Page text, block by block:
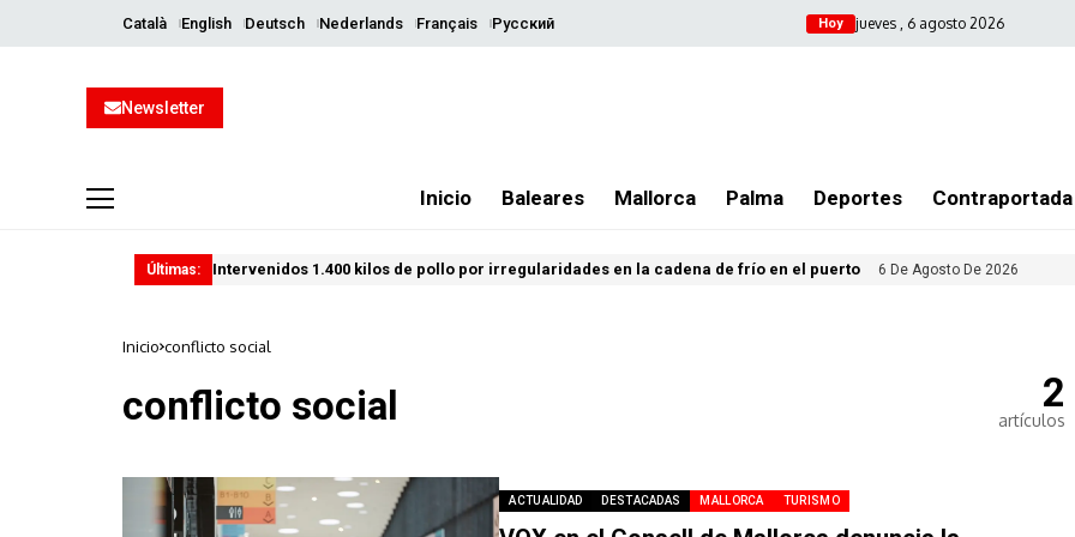
Català English Deutsch Nederlands Français Русский Hoy jueves , 6 agosto 2026
Newsletter
Inicio Baleares Mallorca Palma Deportes Contraportada
Últimas: Intervenidos 1.400 kilos de pollo por irregularidades en la cadena de frío en el puerto 6 De Agosto De 2026
Inicio conflicto social
conflicto social 2
artículos
ACTUALIDAD DESTACADAS MALLORCA TURISMO